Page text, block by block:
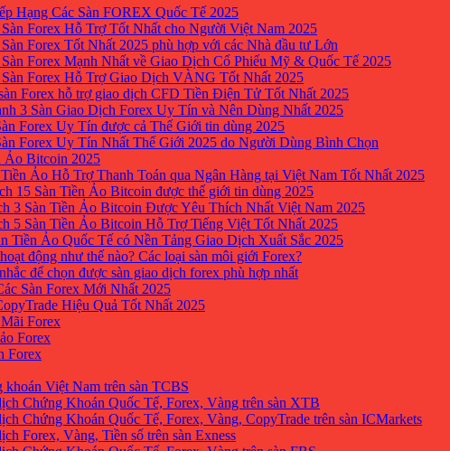
Hạng Các Sàn FOREX Quốc Tế 2025
Forex Hỗ Trợ Tốt Nhất cho Người Việt Nam 2025
Forex Tốt Nhất 2025 phù hợp với các Nhà đầu tư Lớn
Forex Mạnh Nhất về Giao Dịch Cổ Phiếu Mỹ & Quốc Tế 2025
Sàn Forex Hỗ Trợ Giao Dịch VÀNG Tốt Nhất 2025
Forex hỗ trợ giao dịch CFD Tiền Điện Tử Tốt Nhất 2025
3 Sàn Giao Dịch Forex Uy Tín và Nên Dùng Nhất 2025
Forex Uy Tín được cả Thế Giới tin dùng 2025
Forex Uy Tín Nhất Thế Giới 2025 do Người Dùng Bình Chọn
Ảo Bitcoin 2025
Ảo Hỗ Trợ Thanh Toán qua Ngân Hàng tại Việt Nam Tốt Nhất 2025
15 Sàn Tiền Ảo Bitcoin được thế giới tin dùng 2025
3 Sàn Tiền Ảo Bitcoin Được Yêu Thích Nhất Việt Nam 2025
5 Sàn Tiền Ảo Bitcoin Hỗ Trợ Tiếng Việt Tốt Nhất 2025
Tiền Ảo Quốc Tế có Nền Tảng Giao Dịch Xuất Sắc 2025
động như thế nào? Các loại sàn môi giới Forex?
để chọn được sàn giao dịch forex phù hợp nhất
Sàn Forex Mới Nhất 2025
Hiệu Quả Tốt Nhất 2025
Forex
Forex
Forex
Việt Nam trên sàn TCBS
Chứng Khoán Quốc Tế, Forex, Vàng trên sàn XTB
Chứng Khoán Quốc Tế, Forex, Vàng, CopyTrade trên sàn ICMarkets
Forex, Vàng, Tiền số trên sàn Exness